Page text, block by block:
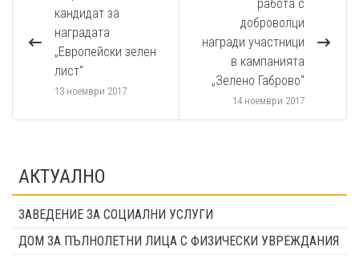
кандидат за
наградата
„Европейски зелен
лист“
13 ноември 2017
работа с
доброволци
награди участници
в кампанията
„Зелено Габрово“
14 ноември 2017
АКТУАЛНО
ЗАВЕДЕНИЕ ЗА СОЦИАЛНИ УСЛУГИ
ДОМ ЗА ПЪЛНОЛЕТНИ ЛИЦА С ФИЗИЧЕСКИ УВРЕЖДАНИЯ